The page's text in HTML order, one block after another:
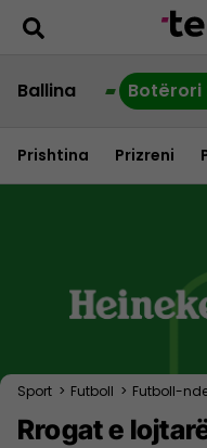
Ballina Botërori
Prishtina Prizreni
Sport > Futboll > Futboll-
Rrogat e